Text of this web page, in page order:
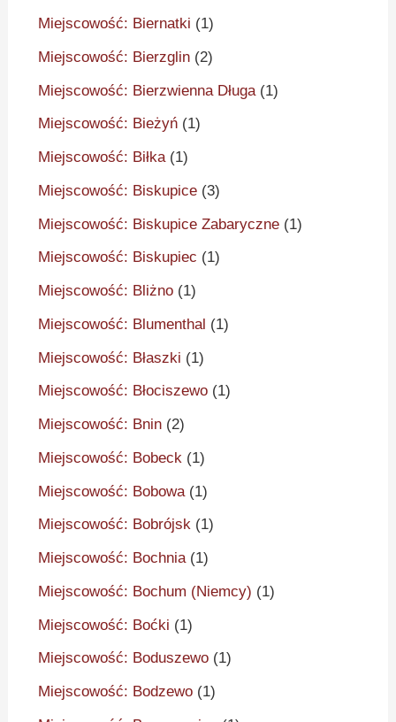
Miejscowość: Biernatki (1)
Miejscowość: Bierzglin (2)
Miejscowość: Bierzwienna Długa (1)
Miejscowość: Bieżyń (1)
Miejscowość: Biłka(1)
Miejscowość: Biskupice (3)
Miejscowość: Biskupice Zabaryczne (1)
Miejscowość: Biskupiec (1)
Miejscowość: Bliżno (1)
Miejscowość: Blumenthal (1)
Miejscowość: Błaszki (1)
Miejscowość: Błociszewo (1)
Miejscowość: Bnin (2)
Miejscowość: Bobeck (1)
Miejscowość: Bobowa (1)
Miejscowość: Bobrójsk (1)
Miejscowość: Bochnia(1)
Miejscowość: Bochum (Niemcy) (1)
Miejscowość: Boćki (1)
Miejscowość: Boduszewo (1)
Miejscowość: Bodzewo (1)